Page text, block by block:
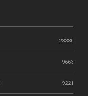
23380
9663
9221